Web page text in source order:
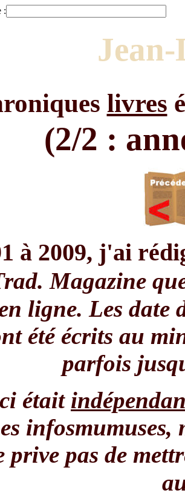
:
livres
(2/2 :
à 2009, j'ai
Magazine
ligne. Les date
été écrits au
parfois
était
infosmumuses,
prive pas de